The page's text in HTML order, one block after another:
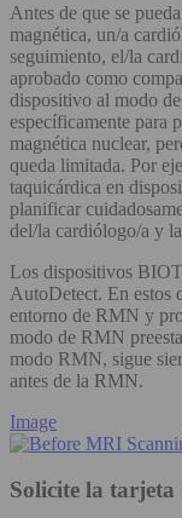
Antes de que se
magnética, un/a
seguimiento, el/la
aprobado como
dispositivo al modo
específicamente para
magnética nuclear,
queda limitada. Por
taquicárdica en
planificar
del/la cardiólogo/a y
Los dispositivos
AutoDetect. En estos
entorno de RMN y
modo de RMN
modo RMN, sigue
antes de la RMN.
Image
Solicite la tarjeta